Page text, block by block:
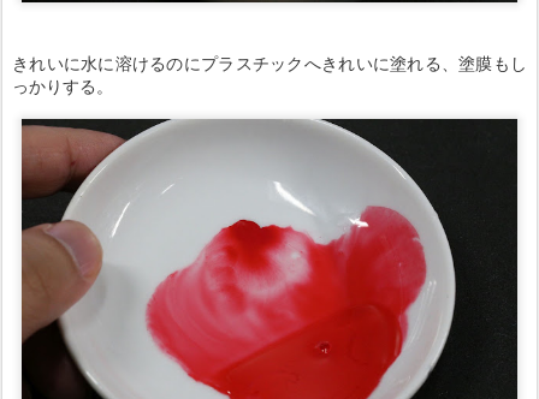
きれいに水に溶けるのにプラスチックへきれいに塗れる、塗膜もし
っかりする。